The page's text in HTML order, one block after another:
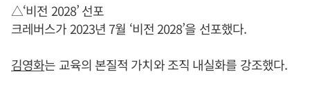
△‘비전 2028’ 선포
크레버스가 2023년 7월 ‘비전 2028’을 선포했다.
김영화는 교육의 본질적 가치와 조직 내실화를 강조했다.